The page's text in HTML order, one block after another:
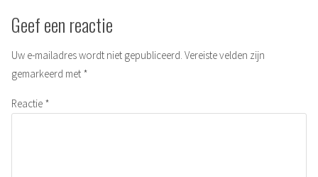
Geef een reactie
Uw e-mailadres wordt niet gepubliceerd. Vereiste velden zijn
gemarkeerd met *
Reactie *